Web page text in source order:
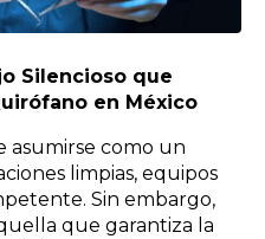
Silencioso que
en México
asumirse como un
limpias, equipos
Sin embargo,
que garantiza la